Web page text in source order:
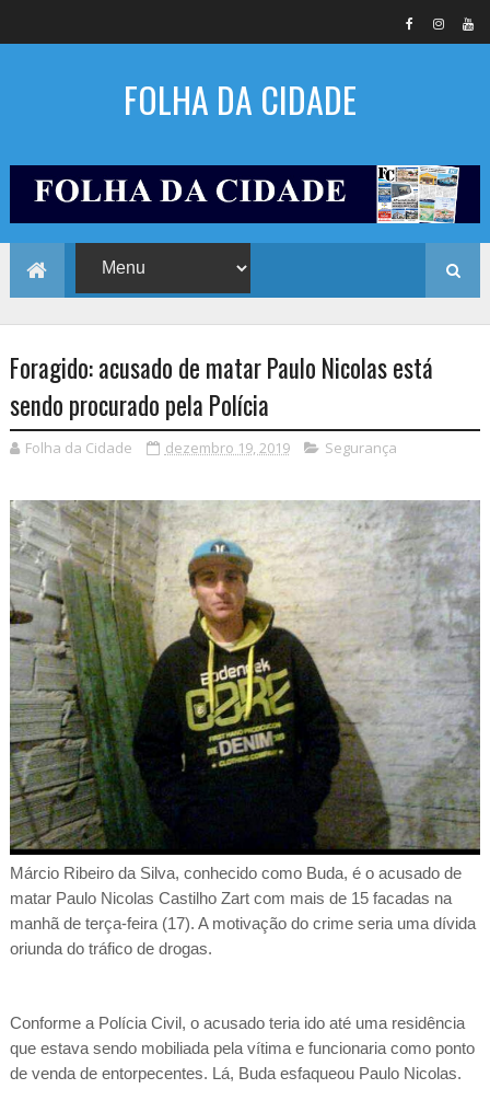
FOLHA DA CIDADE
Foragido: acusado de matar Paulo Nicolas está
sendo procurado pela Polícia
Folha da Cidade dezembro 19, 2019 Segurança
Márcio Ribeiro da Silva, conhecido como Buda, é o acusado de
matar Paulo Nicolas Castilho Zart com mais de 15 facadas na
manhã de terça-feira (17). A motivação do crime seria uma dívida
oriunda do tráfico de drogas.
Conforme a Polícia Civil, o acusado teria ido até uma residência
que estava sendo mobiliada pela vítima e funcionaria como ponto
de venda de entorpecentes. Lá, Buda esfaqueou Paulo Nicolas.